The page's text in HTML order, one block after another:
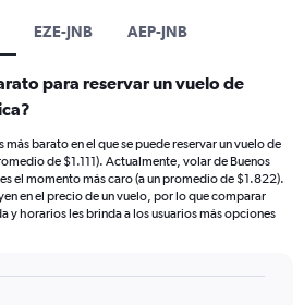
EZE-JNB AEP-JNB
para reservar un vuelo de
más barato en el que se puede reservar un vuelo de
de $1.111). Actualmente, volar de Buenos
el momento más caro (a un promedio de $1.822).
en el precio de un vuelo, por lo que comparar
y horarios les brinda a los usuarios más opciones